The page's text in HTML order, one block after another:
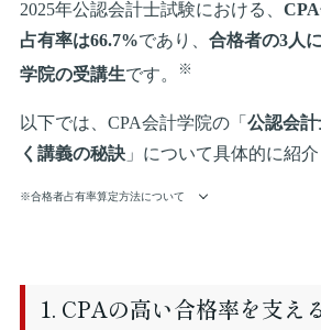
2025年公認会計士試験における、
占有率は66.7%であり、 合格者の3人
学院の受講生です。 ※
以下では、CPA会計学院の「 公認会
く講義の秘訣」について具体的に紹介
※合格者占有率算定方法について
1. CPAの高い合格率を支え